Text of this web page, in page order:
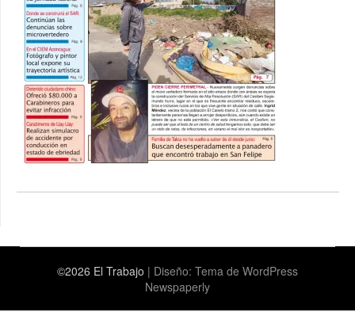
©2026 El Trabajo | Diseño: Tema de WordPress
Newspaperly